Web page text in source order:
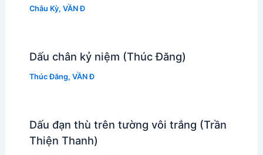
Châu Kỳ, VẦN Đ
Dấu chân kỷ niệm (Thúc Đăng)
Thúc Đăng, VẦN Đ
Dấu đạn thù trên tường vôi trắng (Trần
Thiện Thanh)